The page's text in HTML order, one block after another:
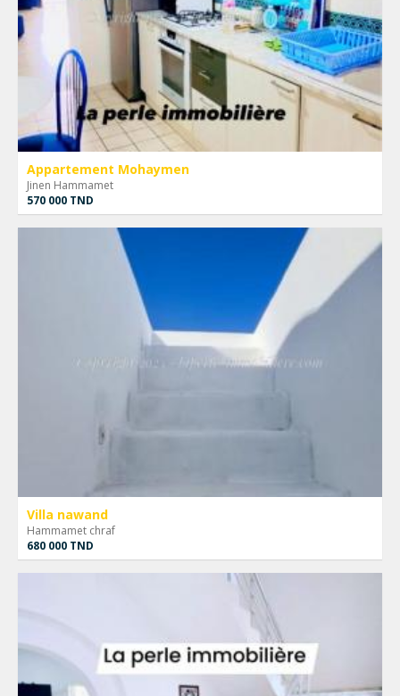
Appartement Mohaymen
Jinen Hammamet
570 000 TND
Villa nawand
Hammamet chraf
680 000 TND